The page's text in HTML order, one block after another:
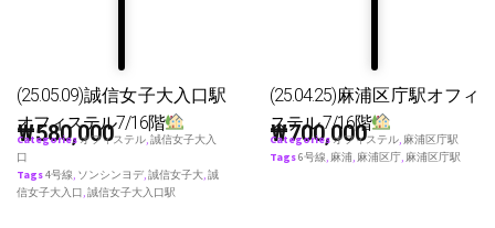
(25.05.09)誠信女子大入口駅
オフィステル7/16階
₩580,000
Categoriesオフィステル,誠信女子大入
口
Tags4号線, ソンシンヨデ,誠信女子大,誠
信女子大入口,誠信女子大入口駅
(25.04.25)麻浦区庁駅オフィ
ステル 7/16階
₩700,000
Categoriesオフィステル, 麻浦区庁駅
Tags6号線, 麻浦, 麻浦区庁, 麻浦区庁駅